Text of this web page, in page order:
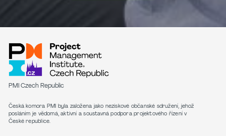
PMI Czech Republic
Česká komora PMI byla založena jako neziskové občanské sdružení, jehož
posláním je vědomá, aktivní a soustavná podpora projektového řízení v
České republice.